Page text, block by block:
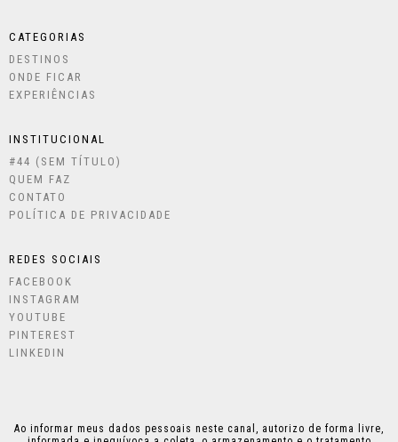
CATEGORIAS
DESTINOS
ONDE FICAR
EXPERIÊNCIAS
INSTITUCIONAL
#44 (SEM TÍTULO)
QUEM FAZ
CONTATO
POLÍTICA DE PRIVACIDADE
REDES SOCIAIS
FACEBOOK
INSTAGRAM
YOUTUBE
PINTEREST
LINKEDIN
Ao informar meus dados pessoais neste canal, autorizo de forma livre,